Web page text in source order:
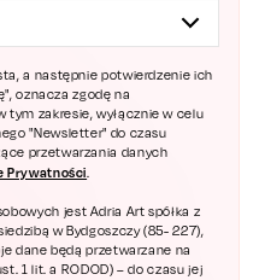
a następnie potwierdzenie ich
oznacza zgodę na
tym zakresie, wyłącznie w celu
"Newsletter" do czasu
przetwarzania danych
Prywatności.
jest Adria Art spółka z
w Bydgoszczy (85- 227),
dane będą przetwarzane na
1 lit. a RODOD) – do czasu jej